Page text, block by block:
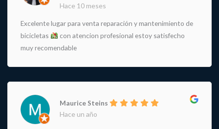
Hace 10 meses
Excelente lugar para venta reparación y mantenimiento de
bicicletas
con atencion profesional estoy satisfecho
muy recomendable
Maurice Steins
Hace un año